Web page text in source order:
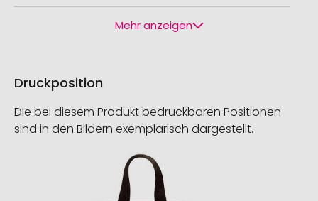
Mehr anzeigen
Druckposition
Die bei diesem Produkt bedruckbaren Positionen
sind in den Bildern exemplarisch dargestellt.